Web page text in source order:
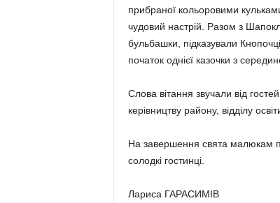
прибраної кольоровими
чудовий настрій. Разом з
бульбашки, підказували
початок однієї казочки з
Слова вітання звучали від
керівництву району, відділу
На завершення свята малюкам
солодкі гостинці.
Лариса ГАРАСИМІВ